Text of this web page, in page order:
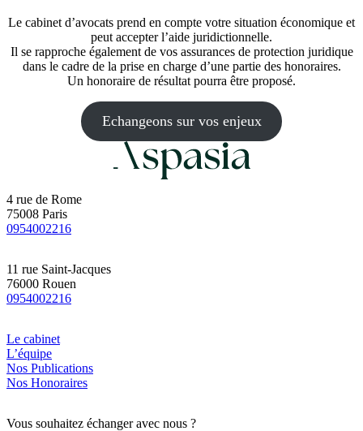
Le cabinet d’avocats prend en compte votre situation économique et
peut accepter l’aide juridictionnelle.
Il se rapproche également de vos assurances de protection juridique
dans le cadre de la prise en charge d’une partie des honoraires.
Un honoraire de résultat pourra être proposé.
Echangeons sur vos enjeux
4 rue de Rome
75008 Paris
0954002216
11 rue Saint-Jacques
76000 Rouen
0954002216
Le cabinet
L’équipe
Nos Publications
Nos Honoraires
Vous souhaitez échanger avec nous ?